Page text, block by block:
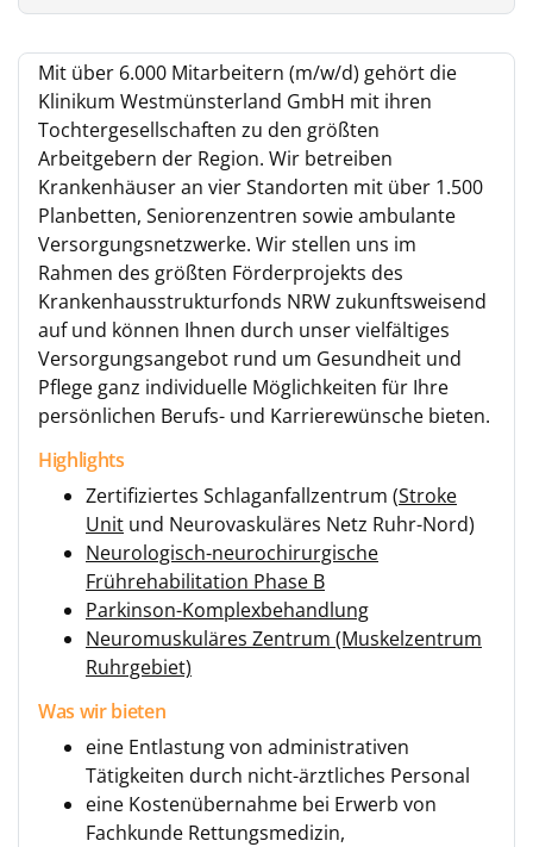
Mit über 6.000 Mitarbeitern (m/w/d) gehört die
Klinikum Westmünsterland GmbH mit ihren
Tochtergesellschaften zu den größten
Arbeitgebern der Region. Wir betreiben
Krankenhäuser an vier Standorten mit über 1.500
Planbetten, Seniorenzentren sowie ambulante
Versorgungsnetzwerke. Wir stellen uns im
Rahmen des größten Förderprojekts des
Krankenhausstrukturfonds NRW zukunftsweisend
auf und können Ihnen durch unser vielfältiges
Versorgungsangebot rund um Gesundheit und
Pflege ganz individuelle Möglichkeiten für Ihre
persönlichen Berufs- und Karrierewünsche bieten.
Highlights
Zertifiziertes Schlaganfallzentrum (Stroke
Unit und Neurovaskuläres Netz Ruhr-Nord)
Neurologisch-neurochirurgische
Frührehabilitation Phase B
Parkinson-Komplexbehandlung
Neuromuskuläres Zentrum (Muskelzentrum
Ruhrgebiet)
Was wir bieten
eine Entlastung von administrativen
Tätigkeiten durch nicht-ärztliches Personal
eine Kostenübernahme bei Erwerb von
Fachkunde Rettungsmedizin,